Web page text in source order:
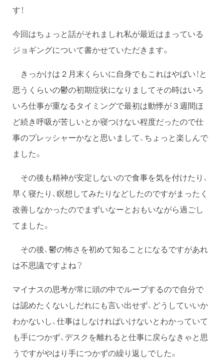
す！
今回はちょっと話がそれましれ私が最近はまっている
ジョギングについて書かせていただきます。
きっかけは２月末くらいに自身でもこれはやばい！と
思うくらいの鬱の初期症状になりましてその時はいろ
いろ仕事が重なるタイミングで最初は動悸が３週間ほ
ど続き呼吸が苦しいとか寝つけない程度だったので仕
事のプレッシャーかなと思いまして、ちょっと楽しんで
ました。
その後も精神が安定しないので食事を気を付けたり、
早く寝たり、瞑想してみたりなどしたのですがまったく
改善しなかったのでまずいなーとおもいながら過ごし
てました。
その後、鬱の怖さを初めて知ることになるですがあれ
は不思議ですよね？
マイナスの思考が常に頭の中でループするので自分で
は認めたくないしだれにも言い出せず、どうしていいか
わかないし、仕事はしなければいけないとわかっていて
も手につかず、デスクを離れると仕事に戻らなきゃと思
うですがやはり手につかずの繰り返しでした。